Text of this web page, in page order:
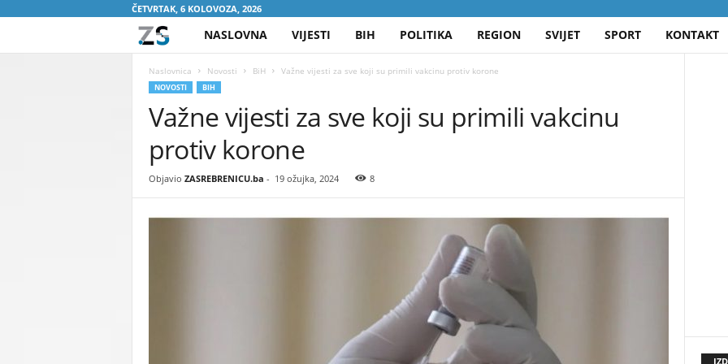
ČETVRTAK, 6 KOLOVOZA, 2026
A
R
E
NASLOVNA VIJESTI BIH POLITIKA REGION SVIJET SPORT KONTAKT
Naslovnica Novosti BiH Važne vijesti za sve koji su primili vakcinu protiv korone
NOVOSTI BIH
Važne vijesti za sve koji su primili vakcinu
protiv korone
Objavio ZASREBRENICU.ba - 19 ožujka, 2024 8